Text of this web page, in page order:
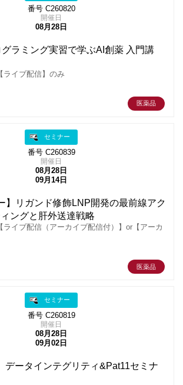
番号 C260820
開催日
08月28日
ラミング実習で学ぶAI創薬 入門講
ライブ配信】のみ
医薬品
セミナー
番号 C260839
開催日
08月28日
09月14日
】リガンド修飾LNP開発の最前線アク
ングと肝外送達戦略
ライブ配信（アーカイブ配信付）】or【アーカ
医薬品
セミナー
番号 C260819
開催日
08月28日
09月02日
データインテグリティ&Pat11セミナ